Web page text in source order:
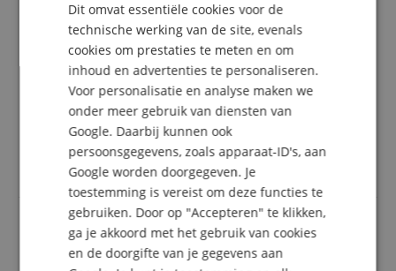
zeer goed
Beoordeling doorYASUSHIop 28.09.2020
VariantTaylor Saddle Micarta Standard
Deze beoordeling is automatisch vertaald. Originele taal
geverifieerde aankoop
Ik was op zoek naar een origineel reserveonderdeel
en ik ben er tevreden mee.
GuildPlayer
SPANISH
Dit omvat essentiële cookies voor de
technische werking van de site, evenals
cookies om prestaties te meten en om
inhoud en advertenties te personaliseren.
Voor personalisatie en analyse maken we
onder meer gebruik van diensten van
Google. Daarbij kunnen ook
persoonsgegevens, zoals apparaat-ID's, aan
Google worden doorgegeven. Je
toestemming is vereist om deze functies te
gebruiken. Door op "Accepteren" te klikken,
ga je akkoord met het gebruik van cookies
en de doorgifte van je gegevens aan